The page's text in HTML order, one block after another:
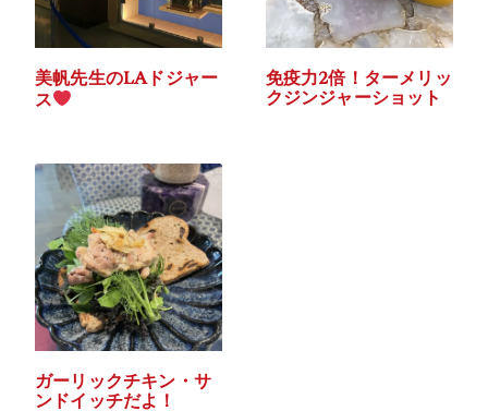
美帆先生のLAドジャー
ス
免疫力2倍！ターメリッ
クジンジャーショット
ガーリックチキン・サ
ンドイッチだよ！